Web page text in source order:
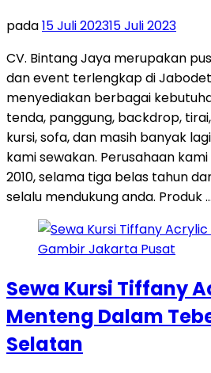
pada15 Juli 202315 Juli 2023
CV. Bintang Jaya merupakan
dan event terlengkap di
menyediakan berbagai
tenda, panggung, backdrop,
kursi, sofa, dan masih banyak
kami sewakan. Perusahaan
2010, selama tiga belas tahun
selalu mendukung anda. Produk …
Sewa Kursi Tiffany
Menteng Dalam
Selatan